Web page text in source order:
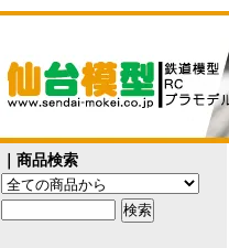
｜商品検索